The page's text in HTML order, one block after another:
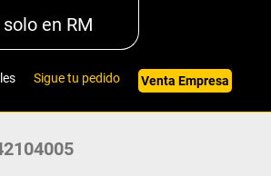
en RM
Sigue tu pedido Venta Empresa